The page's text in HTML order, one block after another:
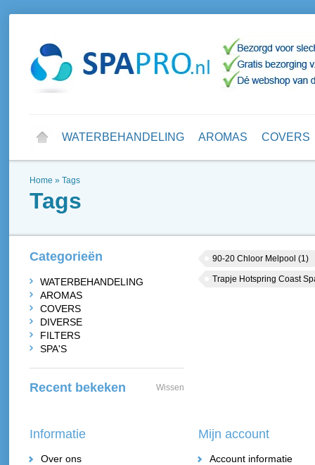
WATERBEHANDELING AROMAS COVERS
Home » Tags
Tags
90-20 Chloor Melpool (1)
Trapje Hotspring Coast
Categorieën
WATERBEHANDELING
AROMAS
COVERS
DIVERSE
FILTERS
SPA'S
Recent bekeken Wissen
Informatie
Over ons
Mijn account
Account informatie